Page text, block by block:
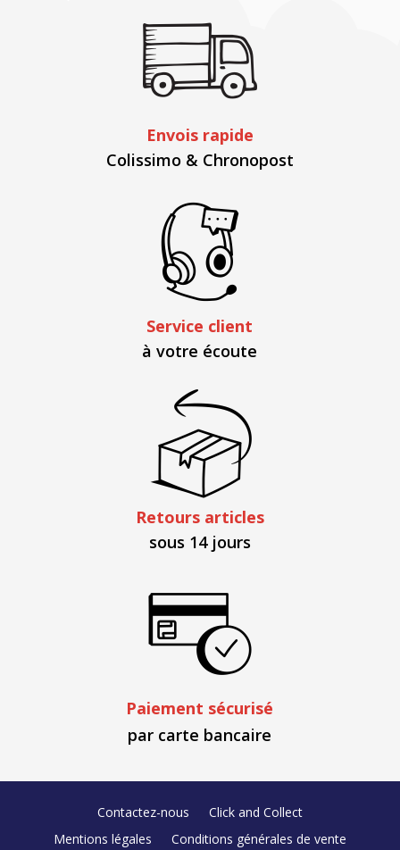
Envois rapide
Colissimo & Chronopost
Service client
à votre écoute
Retours articles
sous 14 jours
Paiement sécurisé
par carte bancaire
Contactez-nous
Click and Collect
Mentions légales
Conditions générales de vente